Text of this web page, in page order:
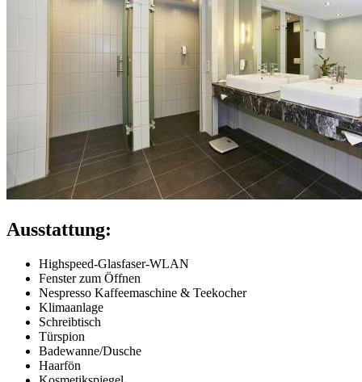
Ausstattung:
Highspeed-Glasfaser-WLAN
Fenster zum Öffnen
Nespresso Kaffeemaschine & Teekocher
Klimaanlage
Schreibtisch
Türspion
Badewanne/Dusche
Haarfön